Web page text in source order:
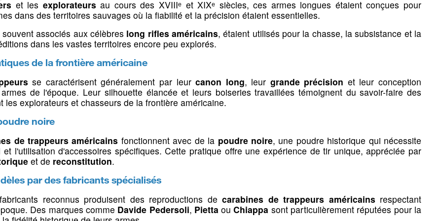
Buscs
Accessoires divers
Equipement technique
Housses & étuis
Fouille & détecteurs
Lampes frontales
Projecteurs de comptage
Eclairage de zone
Ampoules & accessoires
22LR & 17
&
Hausses, guidons &
grenadière
Hausses & guidons
Grenadière
Bipieds, trépieds &
cannes de pirsch
Bipieds pour armes
Cannes & sièges pliants
Cannes de marche
& bretelles
Livres & manuels de chasse Fouets & flottes
et les explorateurs au cours des XVIIIᵉ et XIXᵉ siècles, ces armes longues étaient conçues pour
dans des territoires sauvages où la fiabilité et la précision étaient essentielles.
associés aux célèbres long rifles américains, étaient utilisés pour la chasse, la subsistance et la
dans les vastes territoires encore peu explorés.
de la frontière américaine
se caractérisent généralement par leurcanon long, leur grande précision et leur conception
de l'époque. Leur silhouette élancée et leurs boiseries travaillées témoignent du savoir-faire des
les explorateurs et chasseurs de la frontière américaine.
noire
de trappeurs américains fonctionnent avec de la poudre noire, une poudre historique qui nécessite
l'utilisation d'accessoires spécifiques. Cette pratique offre une expérience de tir unique, appréciée par
et de reconstitution.
par des fabricants spécialisés
reconnus produisent des reproductions de carabines de trappeurs américains respectant
Des marques comme Davide Pedersoli, Pietta ouChiappa sont particulièrement réputées pour la